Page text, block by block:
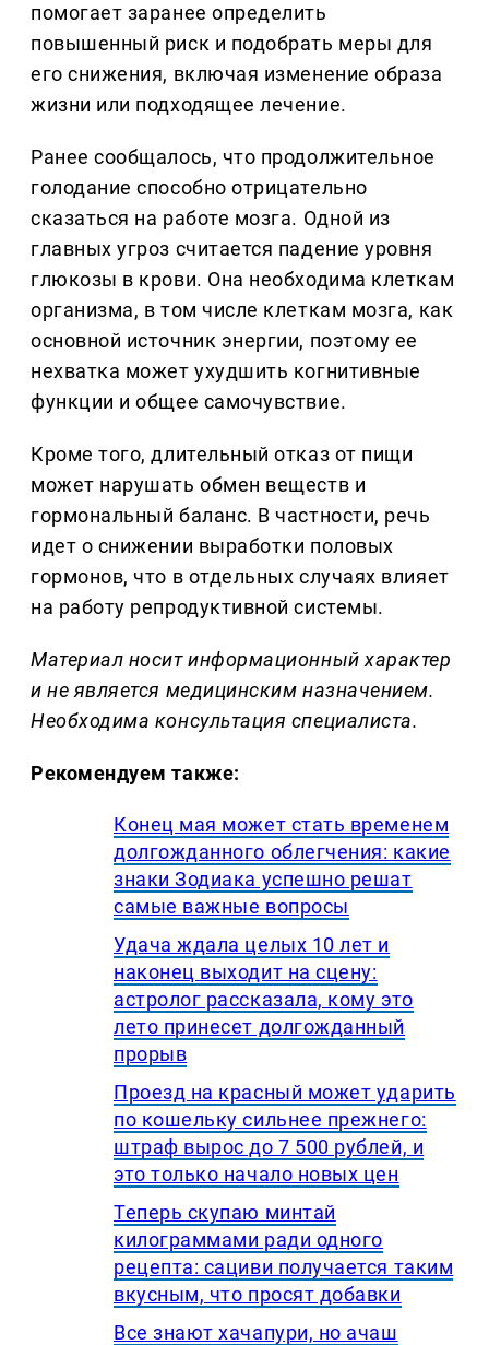
помогает заранее определить
повышенный риск и подобрать меры для
его снижения, включая изменение образа
жизни или подходящее лечение.
Ранее сообщалось, что продолжительное
голодание способно отрицательно
сказаться на работе мозга. Одной из
главных угроз считается падение уровня
глюкозы в крови. Она необходима клеткам
организма, в том числе клеткам мозга, как
основной источник энергии, поэтому ее
нехватка может ухудшить когнитивные
функции и общее самочувствие.
Кроме того, длительный отказ от пищи
может нарушать обмен веществ и
гормональный баланс. В частности, речь
идет о снижении выработки половых
гормонов, что в отдельных случаях влияет
на работу репродуктивной системы.
Материал носит информационный характер
и не является медицинским назначением.
Необходима консультация специалиста.
Рекомендуем также:
Конец мая может стать временем
долгожданного облегчения: какие
знаки Зодиака успешно решат
самые важные вопросы
Удача ждала целых 10 лет и
наконец выходит на сцену:
астролог рассказала, кому это
лето принесет долгожданный
прорыв
Проезд на красный может ударить
по кошельку сильнее прежнего:
штраф вырос до 7 500 рублей, и
это только начало новых цен
Теперь скупаю минтай
килограммами ради одного
рецепта: сациви получается таким
вкусным, что просят добавки
Все знают хачапури, но ачаш